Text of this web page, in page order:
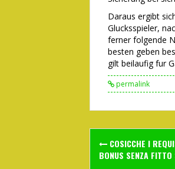
Daraus ergibt
Glucksspieler,
ferner folgende
besten geben
gilt beilaufig fur
permalink
PostCOSICCHE I
BONUS SENZA